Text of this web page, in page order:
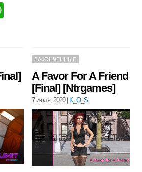
ЗАКОНЧЕННЫЕ
A Favor For A Friend
[Final] [Ntrgames]
7 июля, 2020| K_O_S